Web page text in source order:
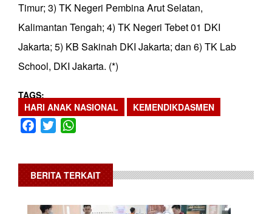
Timur; 3) TK Negeri Pembina Arut Selatan,
Kalimantan Tengah; 4) TK Negeri Tebet 01 DKI
Jakarta; 5) KB Sakinah DKI Jakarta; dan 6) TK Lab
School, DKI Jakarta. (*)
TAGS
HARI ANAK NASIONAL
KEMENDIKDASMEN
Facebook
Twitter
BERITA TERKAIT